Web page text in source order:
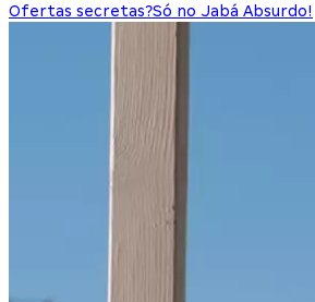
Ofertas secretas?Só no Jabá Absurdo!